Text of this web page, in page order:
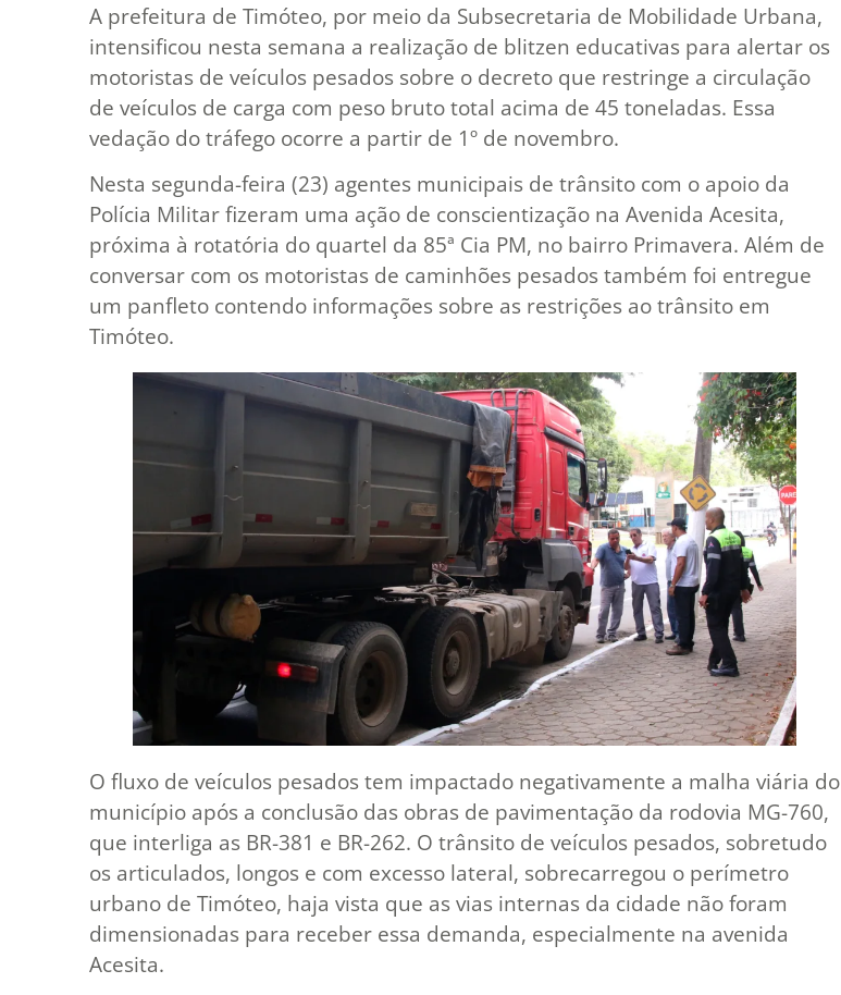
A prefeitura de Timóteo, por meio da Subsecretaria de Mobilidade Urbana,
intensificou nesta semana a realização de blitzen educativas para alertar os
motoristas de veículos pesados sobre o decreto que restringe a circulação
de veículos de carga com peso bruto total acima de 45 toneladas. Essa
vedação do tráfego ocorre a partir de 1º de novembro.
Nesta segunda-feira (23) agentes municipais de trânsito com o apoio da
Polícia Militar fizeram uma ação de conscientização na Avenida Acesita,
próxima à rotatória do quartel da 85ª Cia PM, no bairro Primavera. Além de
conversar com os motoristas de caminhões pesados também foi entregue
um panfleto contendo informações sobre as restrições ao trânsito em
Timóteo.
O fluxo de veículos pesados tem impactado negativamente a malha viária do
município após a conclusão das obras de pavimentação da rodovia MG-760,
que interliga as BR-381 e BR-262. O trânsito de veículos pesados, sobretudo
os articulados, longos e com excesso lateral, sobrecarregou o perímetro
urbano de Timóteo, haja vista que as vias internas da cidade não foram
dimensionadas para receber essa demanda, especialmente na avenida
Acesita.